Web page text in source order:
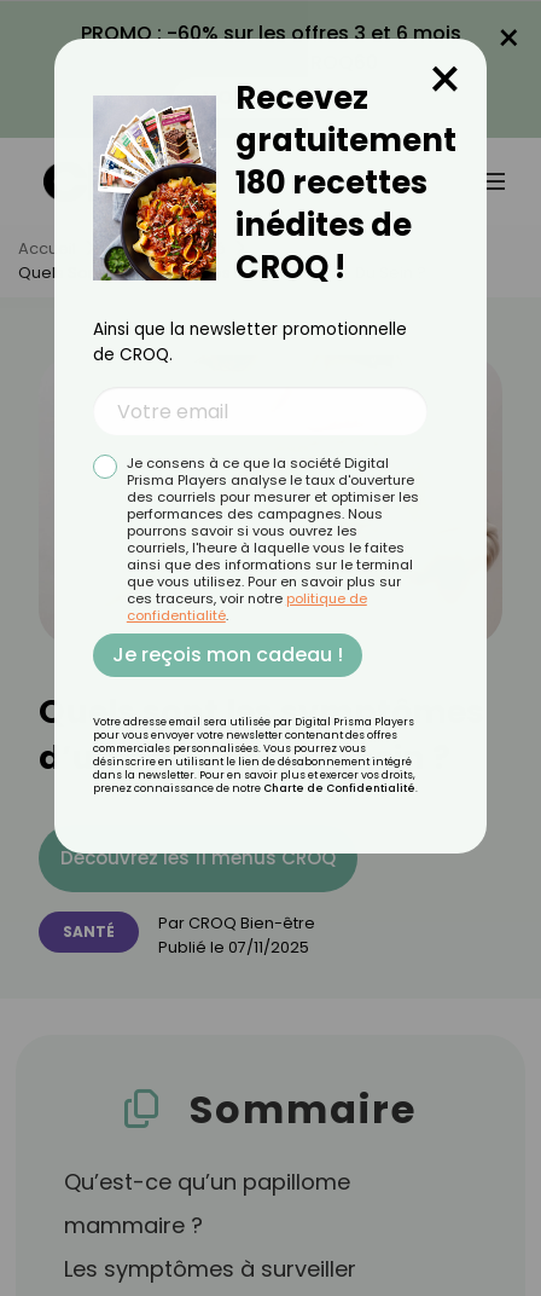
PROMO : -60% sur les offres 3 et 6 mois
VOIR LA PROMO
×
Accueil Actus
Santé
Quels Sont Les Symptômes D’un Papillome Du Sein ?
Quels sont les symptômes
d’un papillome du sein ?
Découvrez les 11 menus CROQ
SANTÉ Par CROQ Bien-être
Publié le 07/11/2025
Sommaire
Qu’est-ce qu’un papillome
mammaire ?
Les symptômes à surveiller
Recevez
gratuitement
180 recettes
inédites de
CROQ !
×
Ainsi que la newsletter promotionnelle
de CROQ.
Je consens à ce que la société Digital
Prisma Players analyse le taux d'ouverture
des courriels pour mesurer et optimiser les
performances des campagnes. Nous
pourrons savoir si vous ouvrez les
courriels, l'heure à laquelle vous le faites
ainsi que des informations sur le terminal
que vous utilisez. Pour en savoir plus sur
ces traceurs, voir notre politique de
confidentialité.
Je reçois mon cadeau !
Votre adresse email sera utilisée par Digital Prisma Players
pour vous envoyer votre newsletter contenant des offres
commerciales personnalisées. Vous pourrez vous
désinscrire en utilisant le lien de désabonnement intégré
dans la newsletter. Pour en savoir plus et exercer vos droits,
prenez connaissance de notre Charte de Confidentialité.